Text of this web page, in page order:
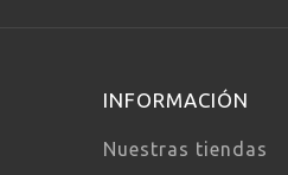
INFORMACIÓN
Nuestras tiendas